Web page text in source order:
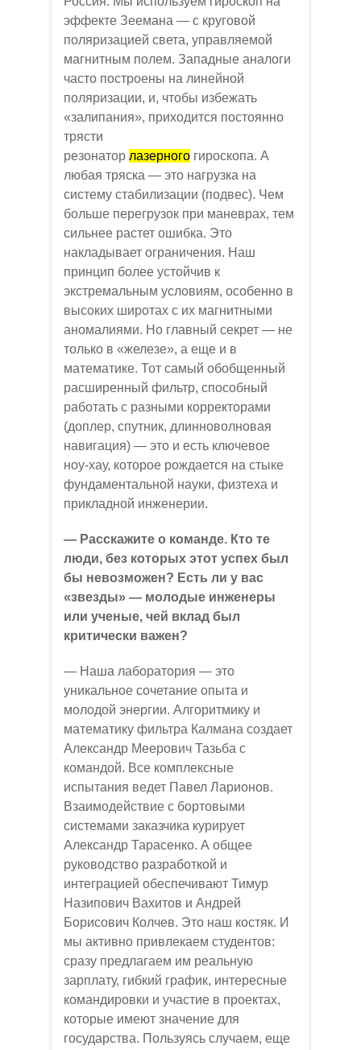
эффекте Зеемана — с круговой
поляризацией света, управляемой
магнитным полем. Западные аналоги
часто построены на линейной
поляризации, и, чтобы избежать
«залипания», приходится постоянно
трясти
резонатор лазерного гироскопа. А
любая тряска — это нагрузка на
систему стабилизации (подвес). Чем
больше перегрузок при маневрах, тем
сильнее растет ошибка. Это
накладывает ограничения. Наш
принцип более устойчив к
экстремальным условиям, особенно в
высоких широтах с их магнитными
аномалиями. Но главный секрет — не
только в «железе», а еще и в
математике. Тот самый обобщенный
расширенный фильтр, способный
работать с разными корректорами
(доплер, спутник, длинноволновая
навигация) — это и есть ключевое
ноу-хау, которое рождается на стыке
фундаментальной науки, физтеха и
прикладной инженерии.
— Расскажите о команде. Кто те
люди, без которых этот успех был
бы невозможен? Есть ли у вас
«звезды» — молодые инженеры
или ученые, чей вклад был
критически важен?
— Наша лаборатория — это
уникальное сочетание опыта и
молодой энергии. Алгоритмику и
математику фильтра Калмана создает
Александр Меерович Тазьба с
командой. Все комплексные
испытания ведет Павел Ларионов.
Взаимодействие с бортовыми
системами заказчика курирует
Александр Тарасенко. А общее
руководство разработкой и
интеграцией обеспечивают Тимур
Назипович Вахитов и Андрей
Борисович Колчев. Это наш костяк. И
мы активно привлекаем студентов:
сразу предлагаем им реальную
зарплату, гибкий график, интересные
командировки и участие в проектах,
которые имеют значение для
государства. Пользуясь случаем, еще